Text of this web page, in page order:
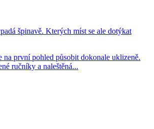
špinavě. Kterých míst se ale dotýkat
první pohled působit dokonale uklizeně.
ručníky a naleštěná...